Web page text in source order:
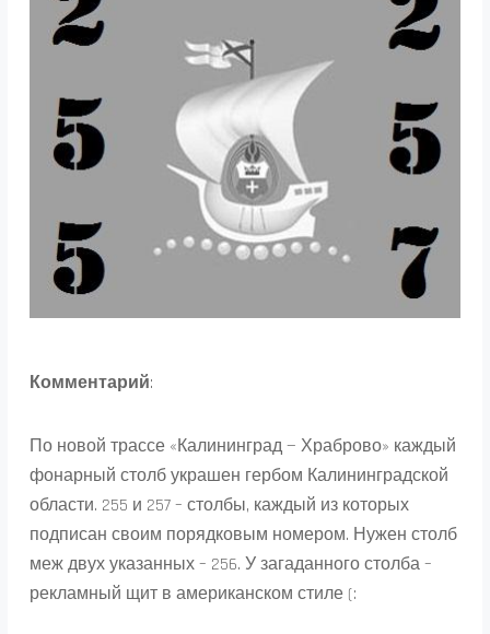
Комментарий:
По новой трассе «Калининград — Храброво» каждый
фонарный столб украшен гербом Калининградской
области. 255 и 257 – столбы, каждый из которых
подписан своим порядковым номером. Нужен столб
меж двух указанных – 256. У загаданного столба –
рекламный щит в американском стиле (: